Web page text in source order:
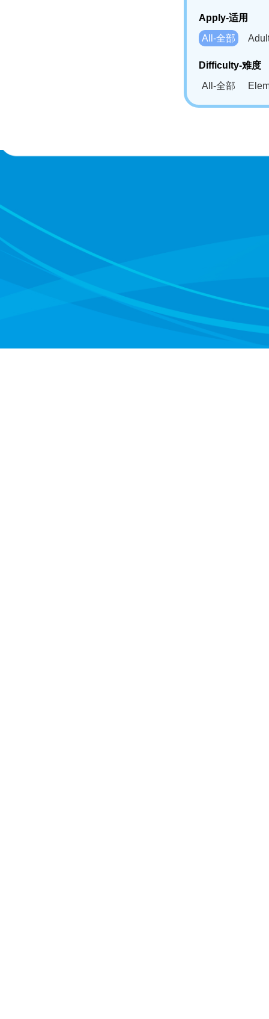
Apply-适用
All-全部
Difficulty-难度
All-全部